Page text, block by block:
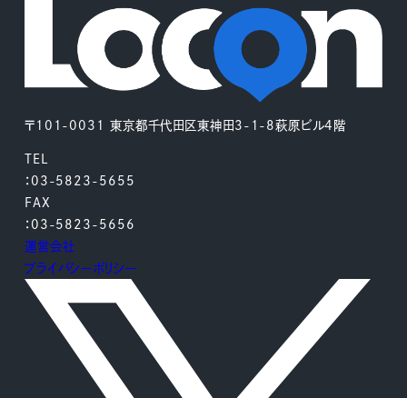
〒101-0031 東京都千代田区東神田3-1-8萩原ビル4階
TEL
：03-5823-5655
FAX
：03-5823-5656
運営会社
プライバシーポリシー